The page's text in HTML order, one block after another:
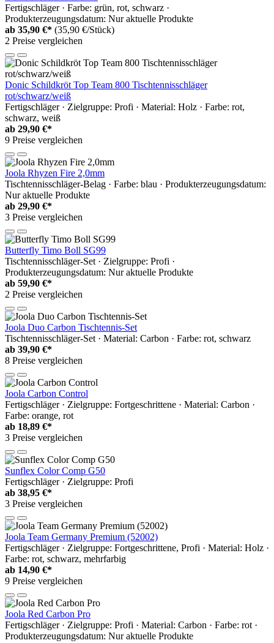
Fertigschläger · Farbe: grün, rot, schwarz ·
Produkterzeugungsdatum: Nur aktuelle Produkte
ab 35,90 €* (35,90 €/Stück)
2 Preise vergleichen
Donic Schildkröt Top Team 800 Tischtennisschläger
rot/schwarz/weiß
Fertigschläger · Zielgruppe: Profi · Material: Holz · Farbe: rot,
schwarz, weiß
ab 29,90 €*
9 Preise vergleichen
Joola Rhyzen Fire 2,0mm
Tischtennisschläger-Belag · Farbe: blau · Produkterzeugungsdatum:
Nur aktuelle Produkte
ab 29,90 €*
3 Preise vergleichen
Butterfly Timo Boll SG99
Tischtennisschläger-Set · Zielgruppe: Profi ·
Produkterzeugungsdatum: Nur aktuelle Produkte
ab 59,90 €*
2 Preise vergleichen
Joola Duo Carbon Tischtennis-Set
Tischtennisschläger-Set · Material: Carbon · Farbe: rot, schwarz
ab 39,90 €*
8 Preise vergleichen
Joola Carbon Control
Fertigschläger · Zielgruppe: Fortgeschrittene · Material: Carbon ·
Farbe: orange, rot
ab 18,89 €*
3 Preise vergleichen
Sunflex Color Comp G50
Fertigschläger · Zielgruppe: Profi
ab 38,95 €*
3 Preise vergleichen
Joola Team Germany Premium (52002)
Fertigschläger · Zielgruppe: Fortgeschrittene, Profi · Material: Holz ·
Farbe: rot, schwarz, mehrfarbig
ab 14,90 €*
9 Preise vergleichen
Joola Red Carbon Pro
Fertigschläger · Zielgruppe: Profi · Material: Carbon · Farbe: rot ·
Produkterzeugungsdatum: Nur aktuelle Produkte